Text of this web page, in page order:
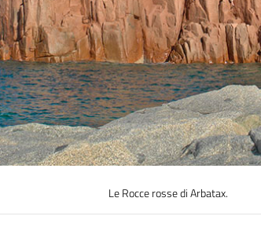
Le Rocce rosse di Arbatax.